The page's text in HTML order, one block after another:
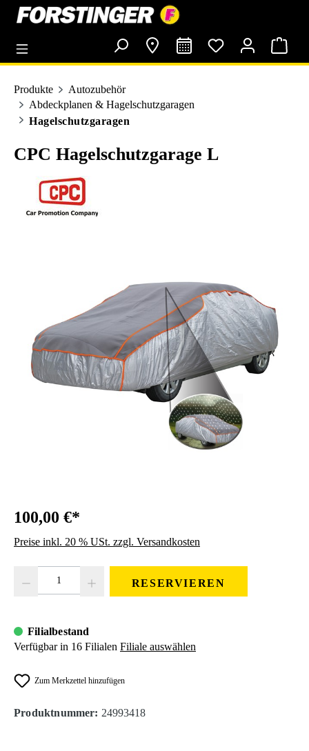
springen
Produkte
Autozubehör
Abdeckplanen & Hagelschutzgaragen
Hagelschutzgaragen
CPC Hagelschutzgarage L
100,00 €*
Preise inkl. 20 % USt. zzgl. Versandkosten
RESERVIEREN
Filialbestand
Verfügbar in 16 Filialen Filiale auswählen
Zum Merkzettel hinzufügen
Produktnummer: 24993418